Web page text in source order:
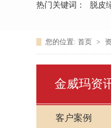
热门关键词： 脱皮
您的位置: 首页 >
金威玛资
客户案例